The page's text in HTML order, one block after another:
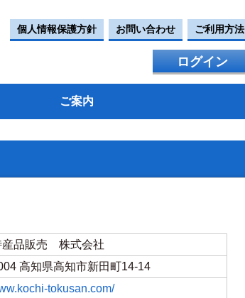
個人情報保護方針 お問い合わせ ご利用方法
ログイン
ご案内
産品販売 株式会社
高知県高知市新田町14-14
tokusan.com/